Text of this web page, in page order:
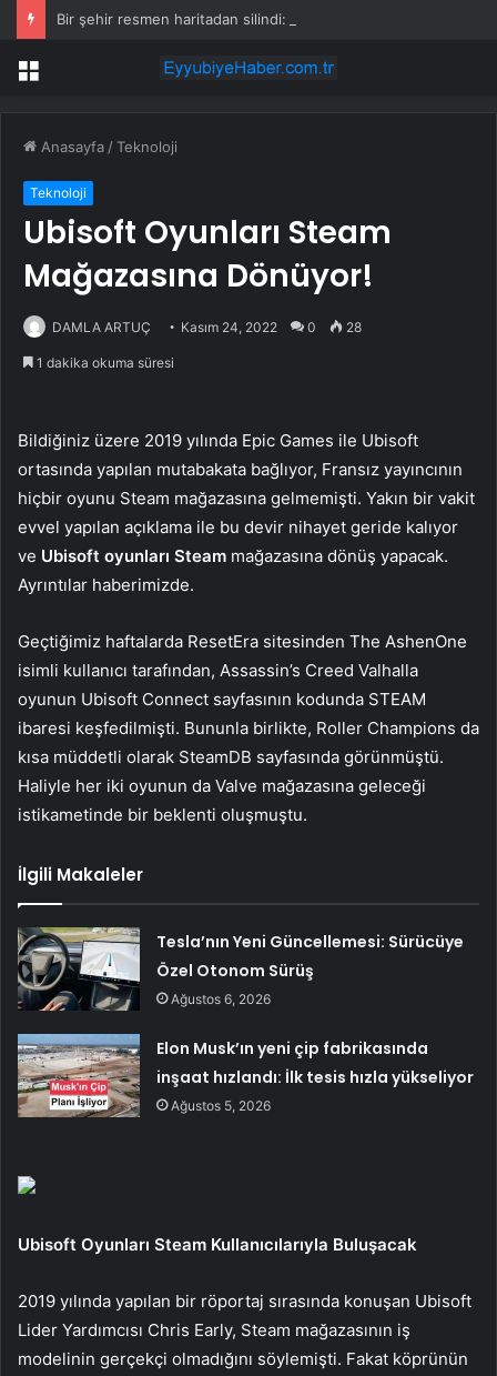
Bir şehir resmen haritadan silindi: Halk tahliye edildi
Menü
Anasayfa /Teknoloji
Teknoloji
Ubisoft Oyunları Steam
Mağazasına Dönüyor!
DAMLA ARTUÇ Kasım 24, 2022 0 28
1 dakika okuma süresi
Bildiğiniz üzere 2019 yılında Epic Games ile Ubisoft
ortasında yapılan mutabakata bağlıyor, Fransız yayıncının
hiçbir oyunu Steam mağazasına gelmemişti. Yakın bir vakit
evvel yapılan açıklama ile bu devir nihayet geride kalıyor
ve Ubisoft oyunları Steam mağazasına dönüş yapacak.
Ayrıntılar haberimizde.
Geçtiğimiz haftalarda ResetEra sitesinden The AshenOne
isimli kullanıcı tarafından, Assassin’s Creed Valhalla
oyunun Ubisoft Connect sayfasının kodunda STEAM
ibaresi keşfedilmişti. Bununla birlikte, Roller Champions da
kısa müddetli olarak SteamDB sayfasında görünmüştü.
Haliyle her iki oyunun da Valve mağazasına geleceği
istikametinde bir beklenti oluşmuştu.
İlgili Makaleler
Tesla’nın Yeni Güncellemesi: Sürücüye
Özel Otonom Sürüş
Ağustos 6, 2026
Elon Musk’ın yeni çip fabrikasında
inşaat hızlandı: İlk tesis hızla yükseliyor
Ağustos 5, 2026
Ubisoft Oyunları Steam Kullanıcılarıyla Buluşacak
2019 yılında yapılan bir röportaj sırasında konuşan Ubisoft
Lider Yardımcısı Chris Early, Steam mağazasının iş
modelinin gerçekçi olmadığını söylemişti. Fakat köprünün